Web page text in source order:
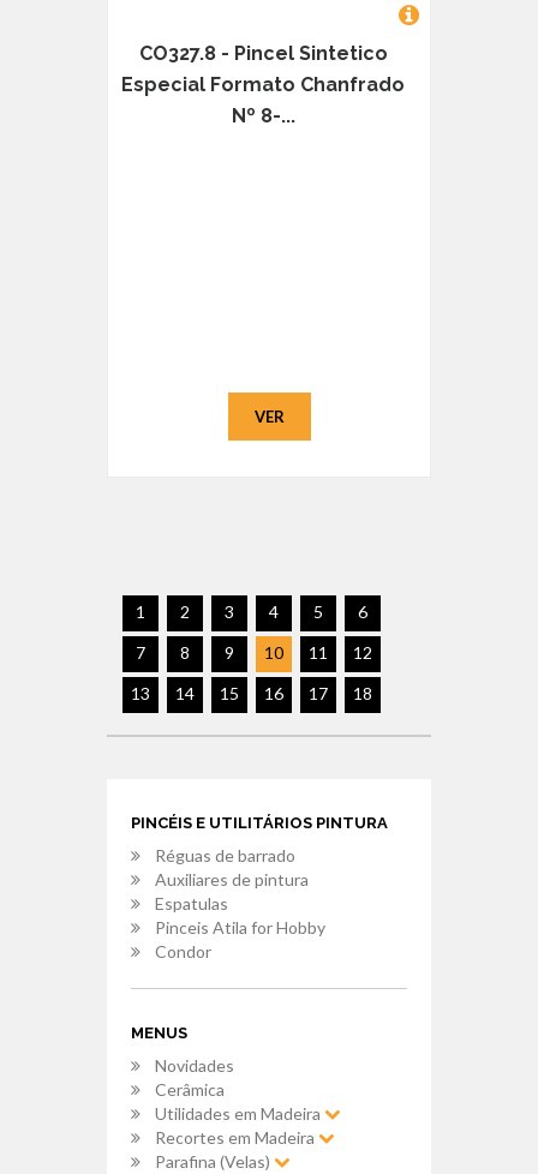
CO327.8 - Pincel Sintetico
Especial Formato Chanfrado
Nº 8-...
VER
1 2 3 4 5
6
7
8 9 10 11
12
13
14 15 16 17 18
PINCÉIS E UTILITÁRIOS PINTURA
Réguas de barrado
Auxiliares de pintura
Espatulas
Pinceis Atila for Hobby
Condor
MENUS
Novidades
Cerâmica
Utilidades em Madeira
Recortes em Madeira
Parafina (Velas)